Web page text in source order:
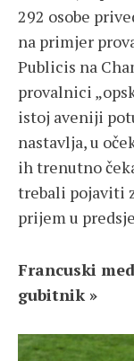
292 osobe
na primjer
Publicis na
provalnici
istoj aveniji
nastavlja, u
ih trenutno
trebali pojaviti
prijem u
Francuski
gubitnik »